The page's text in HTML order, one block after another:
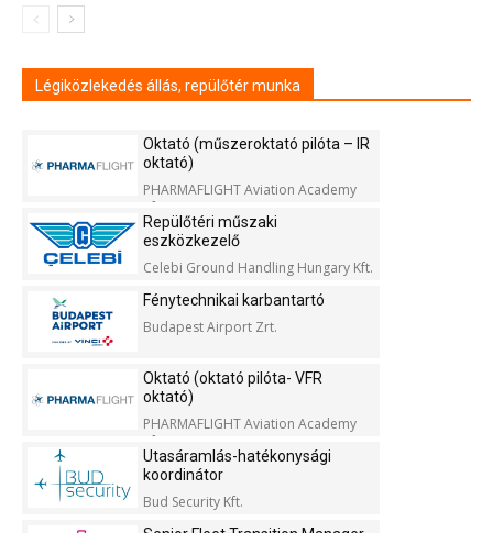
Légiközlekedés állás, repülőtér munka
Oktató (műszeroktató pilóta – IR
oktató)
PHARMAFLIGHT Aviation Academy
Kft.
Repülőtéri műszaki
eszközkezelő
Celebi Ground Handling Hungary Kft.
Fénytechnikai karbantartó
Budapest Airport Zrt.
Oktató (oktató pilóta- VFR
oktató)
PHARMAFLIGHT Aviation Academy
Kft.
Utasáramlás-hatékonysági
koordinátor
Bud Security Kft.